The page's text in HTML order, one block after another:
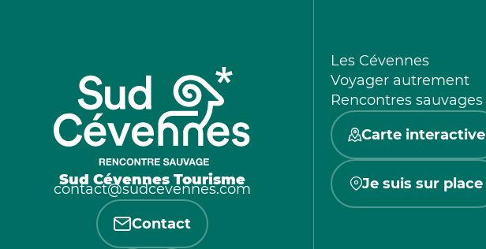
Sud Cévennes Tourisme
contact@sudcevennes.com
Contact
Les Cévennes
Voyager autrement
Rencontres sauvages
Carte interactive
Je suis sur place